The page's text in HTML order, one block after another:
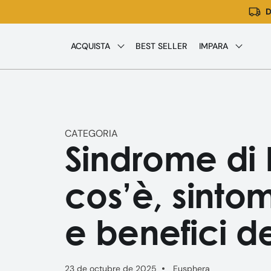
directamente
ACQUISTA BEST SELLER IMPARA
CATEGORIA
Sindrome di
cos’è,
e benefici
23 de octubre de 2025 Eusphera